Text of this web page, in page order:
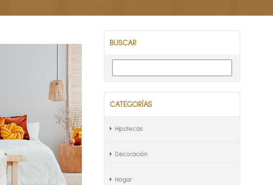
BUSCAR
CATEGORÍAS
Hipotecas
Decoración
Hogar